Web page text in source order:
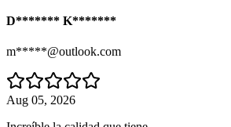
D******* K*******
m*****@outlook.com
Aug 05, 2026